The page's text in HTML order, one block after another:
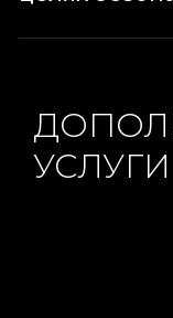
УСЛУГИ